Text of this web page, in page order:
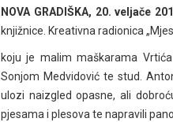
NOVA GRADIŠKA, 20. veljače
knjižnice. Kreativna radionica
koju je malim maškarama
Sonjom Medvidović te stud.
ulozi naizgled opasne, ali
pjesama i plesova te napravili